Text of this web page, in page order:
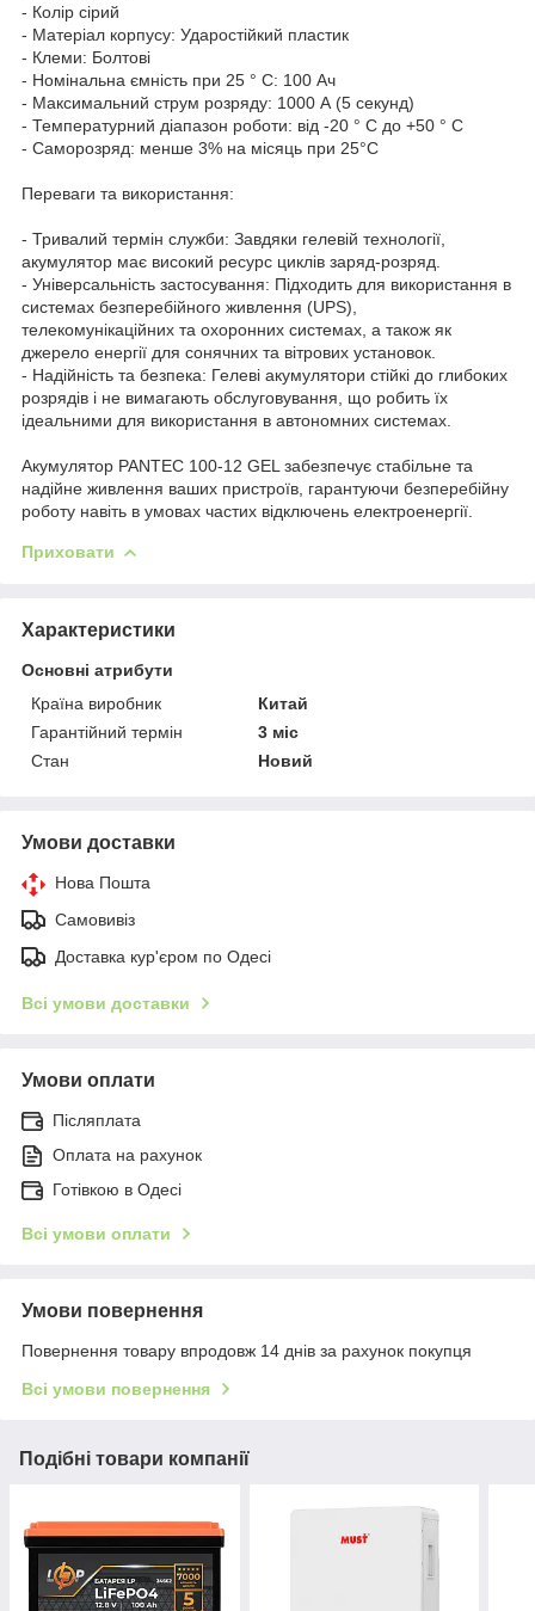
- Колір сірий
- Матеріал корпусу: Ударостійкий пластик
- Клеми: Болтові
- Номінальна ємність при 25 ° C: 100 Ач
- Максимальний струм розряду: 1000 А (5 секунд)
- Температурний діапазон роботи: від -20 ° C до +50 ° C
- Саморозряд: менше 3% на місяць при 25°C
Переваги та використання:
- Тривалий термін служби: Завдяки гелевій технології,
акумулятор має високий ресурс циклів заряд-розряд.
- Універсальність застосування: Підходить для використання в
системах безперебійного живлення (UPS),
телекомунікаційних та охоронних системах, а також як
джерело енергії для сонячних та вітрових установок.
- Надійність та безпека: Гелеві акумулятори стійкі до глибоких
розрядів і не вимагають обслуговування, що робить їх
ідеальними для використання в автономних системах.
Акумулятор PANTEC 100-12 GEL забезпечує стабільне та
надійне живлення ваших пристроїв, гарантуючи безперебійну
роботу навіть в умовах частих відключень електроенергії.
Приховати
Характеристики
Основні атрибути
Країна виробник
Китай
Гарантійний термін
3 міс
Стан
Новий
Умови доставки
Нова Пошта
Самовивіз
Доставка кур'єром по Одесі
Всі умови доставки
Умови оплати
Післяплата
Оплата на рахунок
Готівкою в Одесі
Всі умови оплати
Умови повернення
Повернення товару впродовж 14 днів за рахунок покупця
Всі умови повернення
Подібні товари компанії